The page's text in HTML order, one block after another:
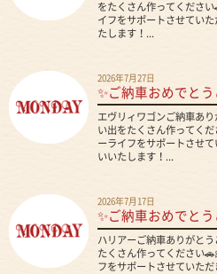
をたくさん作ってくださ
イフをサポートさせてい
たします！...
2026年7月27日
✨ご納車おめでと
エヴリィワゴンご納車あ
い出をたくさん作ってく
ーライフをサポートさせ
いいたします！...
2026年7月17日
✨ご納車おめでと
ハリアーご納車ありがと
たくさん作ってください
フをサポートさせていた